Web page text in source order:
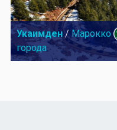
Укаимден/ Марокко
города